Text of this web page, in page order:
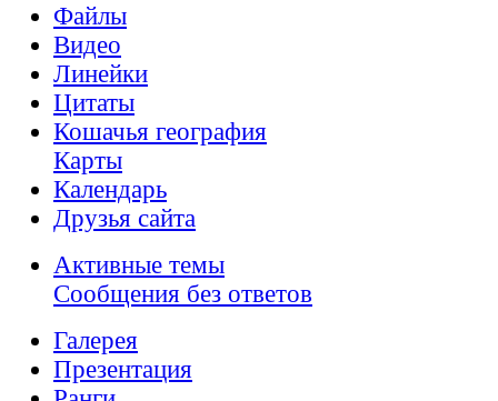
Файлы
Видео
Линейки
Цитаты
Кошачья география
Карты
Календарь
Друзья сайта
Активные темы
Сообщения без ответов
Галерея
Презентация